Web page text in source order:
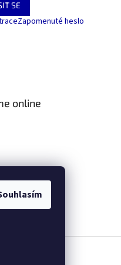
SE
Zapomenuté heslo
online